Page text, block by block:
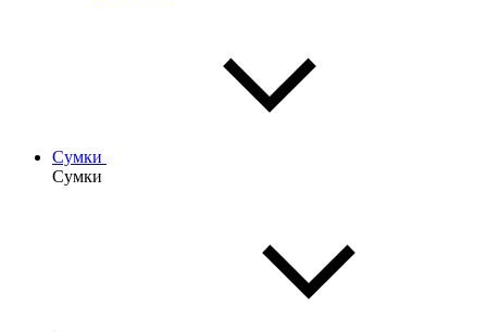
Сумки
Сумки